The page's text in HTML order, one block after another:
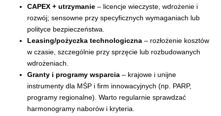
CAPEX + utrzymanie – licencje wieczyste, wdrożenie i
rozwój; sensowne przy specyficznych wymaganiach lub
polityce bezpieczeństwa.
Leasing/pożyczka technologiczna – rozłożenie kosztów
w czasie, szczególnie przy sprzęcie lub rozbudowanych
wdrożeniach.
Granty i programy wsparcia – krajowe i unijne
instrumenty dla MŚP i firm innowacyjnych (np. PARP,
programy regionalne). Warto regularnie sprawdzać
harmonogramy naborów i kryteria.